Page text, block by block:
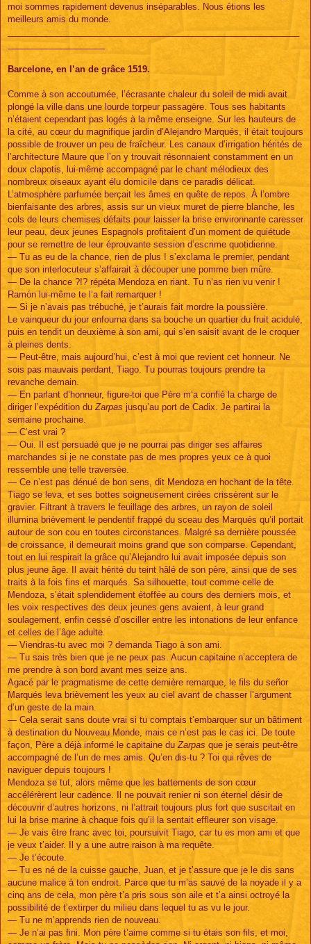
moi sommes rapidement devenus inséparables. Nous étions les
meilleurs amis du monde.
____________________________________________________________
Barcelone, en l’an de grâce 1519.
Comme à son accoutumée, l’écrasante chaleur du soleil de midi avait
plongé la ville dans une lourde torpeur passagère. Tous ses habitants
n’étaient cependant pas logés à la même enseigne. Sur les hauteurs de
la cité, au cœur du magnifique jardin d’Alejandro Marqués, il était toujours
possible de trouver un peu de fraîcheur. Les canaux d’irrigation hérités de
l’architecture Maure que l’on y trouvait résonnaient constamment en un
doux clapotis, lui-même accompagné par le chant mélodieux des
nombreux oiseaux ayant élu domicile dans ce paradis délicat.
L’atmosphère parfumée berçait les âmes en quête de repos. À l’ombre
bienfaisante des arbres, assis sur un vieux muret de pierre blanche, les
cols de leurs chemises défaits pour laisser la brise environnante caresser
leur peau, deux jeunes Espagnols profitaient d’un moment de quiétude
pour se remettre de leur éprouvante session d’escrime quotidienne.
— Tu as eu de la chance, rien de plus ! s’exclama le premier, pendant
que son interlocuteur s’affairait à découper une pomme bien mûre.
— De la chance ?!? répéta Mendoza en riant. Tu n’as rien vu venir !
Ramón lui-même te l’a fait remarquer !
— Si je n’avais pas trébuché, je t’aurais fait mordre la poussière.
Le vainqueur du jour enfourna dans sa bouche un quartier du fruit acidulé,
puis en tendit un deuxième à son ami, qui s’en saisit avant de le croquer
à pleines dents.
— Peut-être, mais aujourd’hui, c’est à moi que revient cet honneur. Ne
sois pas mauvais perdant, Tiago. Tu pourras toujours prendre ta
revanche demain.
— En parlant d’honneur, figure-toi que Père m’a confié la charge de
diriger l’expédition du Zarpas jusqu’au port de Cadix. Je partirai la
semaine prochaine.
— C’est vrai ?
— Oui. Il est persuadé que je ne pourrai pas diriger ses affaires
marchandes si je ne constate pas de mes propres yeux ce à quoi
ressemble une telle traversée.
— Ce n’est pas dénué de bon sens, dit Mendoza en hochant de la tête.
Tiago se leva, et ses bottes soigneusement cirées crissèrent sur le
gravier. Filtrant à travers le feuillage des arbres, un rayon de soleil
illumina brièvement le pendentif frappé du sceau des Marqués qu’il portait
autour de son cou en toutes circonstances. Malgré sa dernière poussée
de croissance, il demeurait moins grand que son comparse. Cependant,
tout en lui respirait la grâce qu’Alejandro lui avait imposée depuis son
plus jeune âge. Il avait hérité du teint hâlé de son père, ainsi que de ses
traits à la fois fins et marqués. Sa silhouette, tout comme celle de
Mendoza, s’était splendidement étoffée au cours des derniers mois, et
les voix respectives des deux jeunes gens avaient, à leur grand
soulagement, enfin cessé d’osciller entre les intonations de leur enfance
et celles de l’âge adulte.
— Viendras-tu avec moi ? demanda Tiago à son ami.
— Tu sais très bien que je ne peux pas. Aucun capitaine n’acceptera de
me prendre à son bord avant mes seize ans.
Agacé par le pragmatisme de cette dernière remarque, le fils du señor
Marqués leva brièvement les yeux au ciel avant de chasser l’argument
d’un geste de la main.
— Cela serait sans doute vrai si tu comptais t’embarquer sur un bâtiment
à destination du Nouveau Monde, mais ce n’est pas le cas ici. De toute
façon, Père a déjà informé le capitaine du Zarpas que je serais peut-être
accompagné de l’un de mes amis. Qu’en dis-tu ? Toi qui rêves de
naviguer depuis toujours !
Mendoza se tut, alors même que les battements de son cœur
accélérèrent leur cadence. Il ne pouvait renier ni son éternel désir de
découvrir d’autres horizons, ni l’attrait toujours plus fort que suscitait en
lui la brise marine à chaque fois qu’il la sentait effleurer son visage.
— Je vais être franc avec toi, poursuivit Tiago, car tu es mon ami et que
je veux t’aider. Il y a une autre raison à ma requête.
— Je t’écoute.
— Tu es né de la cuisse gauche, Juan, et je t’assure que je le dis sans
aucune malice à ton endroit. Parce que tu m’as sauvé de la noyade il y a
cinq ans de cela, mon père t’a pris sous son aile et t’a ainsi octroyé la
possibilité de t’extirper du milieu dans lequel tu as vu le jour.
— Tu ne m’apprends rien de nouveau.
— Je n’ai pas fini. Mon père t’aime comme si tu étais son fils, et moi,